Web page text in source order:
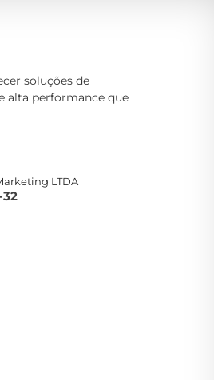
soluções de
alta performance que
LTDA